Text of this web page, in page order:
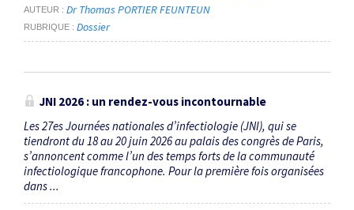
AUTEUR Dr Thomas PORTIER FEUNTEUN
RUBRIQUE Dossier
JNI 2026 : un rendez-vous incontournable
Les 27es Journées nationales d’infectiologie (JNI), qui se
tiendront du 18 au 20 juin 2026 au palais des congrès de Paris,
s’annoncent comme l’un des temps forts de la communauté
infectiologique francophone. Pour la première fois organisées
dans ...